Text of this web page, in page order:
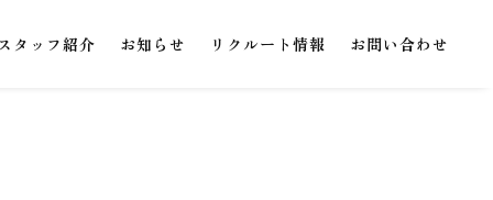
タッフ紹介 お知らせ リクルート情報 お問い合わせ